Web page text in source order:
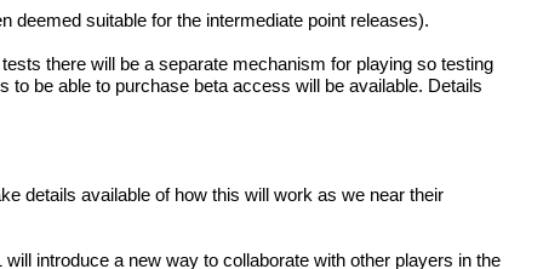
deemed suitable for the intermediate point releases).
there will be a separate mechanism for playing so testing
be able to purchase beta access will be available. Details
details available of how this will work as we near their
introduce a new way to collaborate with other players in the